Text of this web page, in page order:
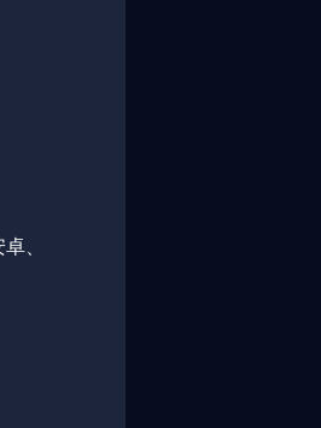
、